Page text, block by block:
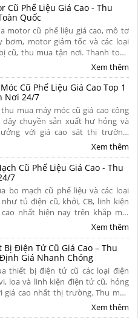
Cũ Phế Liệu Giá Cao - Thu
Quốc
motor cũ phế liệu giá cao, mô tơ
bơm, motor giảm tốc và các loại
cũ, thu mua tận nơi. Thanh toán
gọn, bốc xếp trong ngày, có hoa
Xem thêm
Cũ Phế Liệu Giá Cao Top 1
Nơi 24/7
mua máy móc cũ giá cao công
dây chuyền sản xuất hư hỏng và
với giá cao sát thị trường.
kết thanh toán nhanh chóng, tháo
Xem thêm
Cũ Phế Liệu Giá Cao - Thu
7
bo mạch cũ phế liệu và các loại
tủ điện cũ, khởi, CB, linh kiện
nhất hiện nay trên khắp mọi
Cam kết thu mua tận nơi, uy tín,
Xem thêm
Điện Tử Cũ Giá Cao – Thu
Giá Nhanh Chóng
thiết bị điện tử cũ các loại điện
loa và linh kiện điện tử cũ, hỏng
giá cao nhất thị trường. Thu mua
nhanh gọn, thanh toán nhanh dứt
Xem thêm